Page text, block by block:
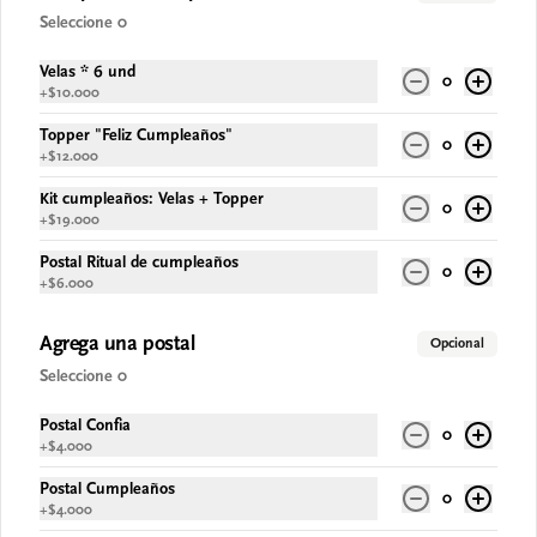
Conócenos
Términos y condiciones
Redes sociales
Seleccione 0
Velas * 6 und
+$10.000
0
Topper "Feliz Cumpleaños"
+$12.000
0
Kit cumpleaños: Velas + Topper
+$19.000
0
Postal Ritual de cumpleaños
+$6.000
0
Agrega una postal Opcional
Seleccione 0
Postal Confia
+$4.000
0
Postal Cumpleaños
+$4.000
0